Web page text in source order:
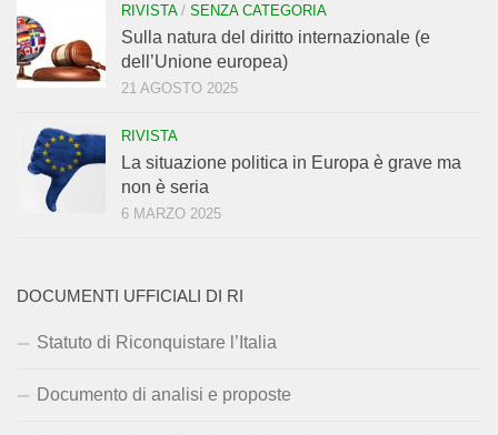
RIVISTA/ SENZA CATEGORIA
Sulla natura del diritto internazionale (e
dell’Unione europea)
21 AGOSTO 2025
RIVISTA
La situazione politica in Europa è grave ma
non è seria
6 MARZO 2025
DOCUMENTI UFFICIALI DI RI
Statuto di Riconquistare l’Italia
Documento di analisi e proposte